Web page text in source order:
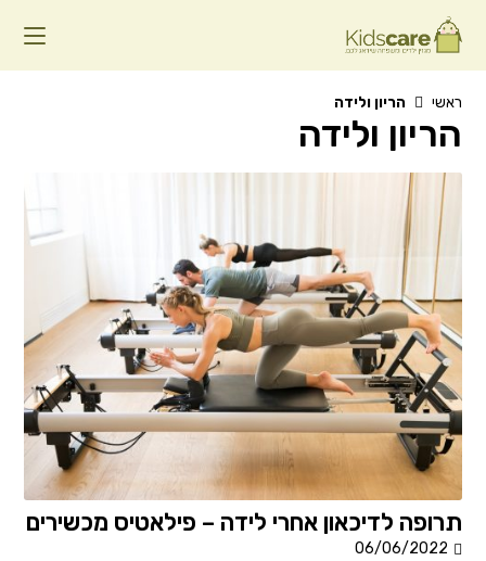
content
ראשי הריון ולידה
הריון ולידה
תרופה לדיכאון אחרי לידה – פילאטיס מכשירים
06/06/2022